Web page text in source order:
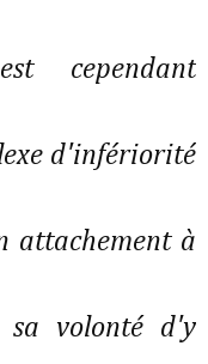
cependant
d'infériorité
attachement à
volonté d'y